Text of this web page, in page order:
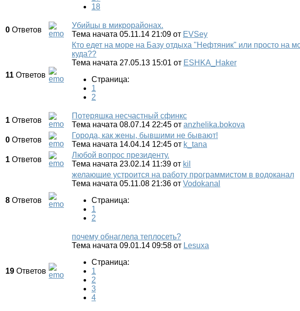
18
0 Ответов
Убийцы в микрорайонах.
Тема начата 05.11.14 21:09 от EVSey
11 Ответов
Кто едет на море на Базу отдыха "Нефтяник" или просто на
куда??
Тема начата 27.05.13 15:01 от ESHKA_Haker
Страница:
1
2
1 Ответов
Потеряшка несчастный сфинкс
Тема начата 08.07.14 22:45 от anzhelika.bokova
0 Ответов
Города, как жены, бывшими не бывают!
Тема начата 14.04.14 12:45 от k_tana
1 Ответов
Любой вопрос президенту.
Тема начата 23.02.14 11:39 от kil
8 Ответов
желающие устроится на работу программистом в водоканал
Тема начата 05.11.08 21:36 от Vodokanal
Страница:
1
2
19 Ответов
почему обнаглела теплосеть?
Тема начата 09.01.14 09:58 от Lesuxa
Страница:
1
2
3
4